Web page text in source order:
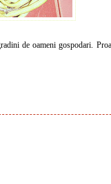
de oameni gospodari.